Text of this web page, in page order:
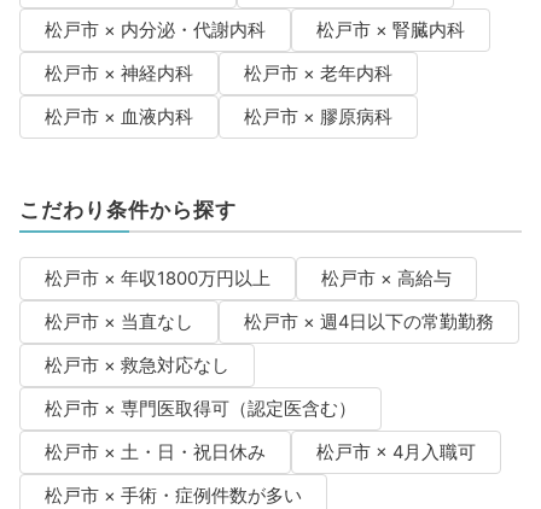
松戸市 × 内分泌・代謝内科
松戸市 × 腎臓内科
松戸市 × 神経内科
松戸市 × 老年内科
松戸市 × 血液内科
松戸市 × 膠原病科
こだわり条件から探す
松戸市 × 年収1800万円以上
松戸市 × 高給与
松戸市 × 当直なし
松戸市 × 週4日以下の常勤勤務
松戸市 × 救急対応なし
松戸市 × 専門医取得可（認定医含む）
松戸市 × 土・日・祝日休み
松戸市 × 4月入職可
松戸市 × 手術・症例件数が多い